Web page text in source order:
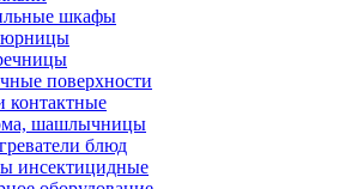
шкафы
поверхности
контактные
шашлычницы
блюд
инсектицидные